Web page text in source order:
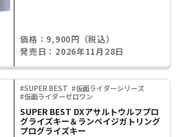
価格：9,900円（税込）
発売日：2026年11月28日
#SUPER BEST #仮面ライダーシリーズ
#仮面ライダーゼロワン
SUPER BEST DXアサルトウルフプロ
グライズキー＆ランペイジガトリング
プログライズキー